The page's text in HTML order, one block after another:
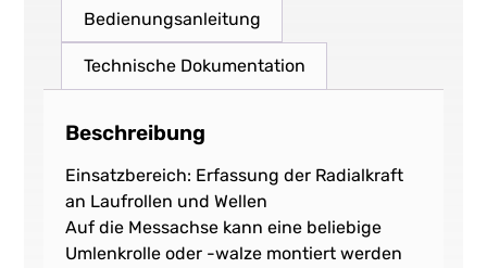
Bedienungsanleitung
Technische Dokumentation
Beschreibung
Einsatzbereich: Erfassung der Radialkraft
an Laufrollen und Wellen
Auf die Messachse kann eine beliebige
Umlenkrolle oder -walze montiert werden